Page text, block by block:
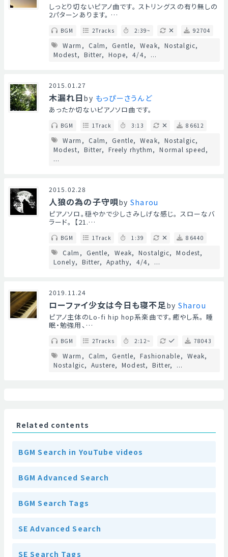
しっとり切ないピアノ曲です。 ストリングスの有り無しの
2パターンあります。 …
BGM 2Tracks 2:39~ 92704
Warm Calm Gentle Weak
Nostalgic
Modest
Bitter Hope 4/4 ...
2015.01.27
木漏れ日 by もっぴーさうんど
あったか切ないピアノソロ曲です。
BGM 1Track 3:13 86612
Warm Calm Gentle Weak
Nostalgic
Modest
Bitter Freely rhythm
Normal speed
...
2015.02.28
人狼の為の子守唄by Sharou
ピアノソロ。穏やかで少しさみしげな感じ。 スローなバ
ラード。 【21.…
BGM 1Track 1:39 86440
Calm Gentle Weak Nostalgic
Modest
Lonely
Bitter Apathy 4/4 ...
2019.11.24
ローファイ少女は今日も寝不足by Sharou
ピアノ主体のLo-fi hip hop系楽曲です。癒やし系。 睡
眠・勉強用、…
BGM 2Tracks 2:12~ 78043
Warm Calm Gentle Fashionable
Weak
Nostalgic
Austere Modest Bitter ...
Related contents
BGM Search in YouTube videos
BGM Advanced Search
BGM Search Tags
SE Advanced Search
SE Search Tags